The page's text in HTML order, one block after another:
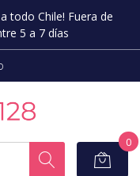
todo Chile! Fuera de
5 a 7 días
0